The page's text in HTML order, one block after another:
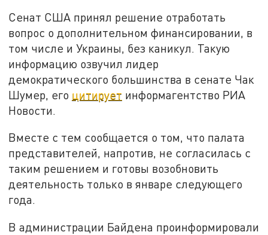
Сенат США принял решение отработать
вопрос о дополнительном финансировании, в
том числе и Украины, без каникул. Такую
информацию озвучил лидер
демократического большинства в сенате Чак
Шумер, его цитирует информагентство РИА
Новости.
Вместе с тем сообщается о том, что палата
представителей, напротив, не согласилась с
таким решением и готовы возобновить
деятельность только в январе следующего
года.
В администрации Байдена проинформировали